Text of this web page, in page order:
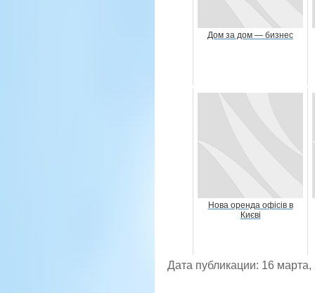
Дом за дом — бизнес
Нова оренда офісів в
Києві
Дата публикации: 16 марта,